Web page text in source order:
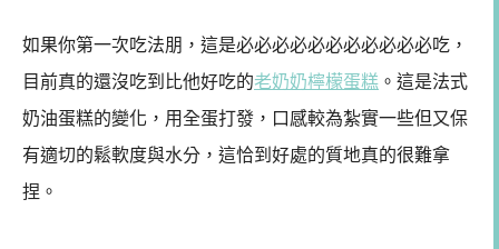
如果你第一次吃法朋，這是必必必必必必必必必必必吃，
目前真的還沒吃到比他好吃的老奶奶檸檬蛋糕 。這是法式
奶油蛋糕的變化，用全蛋打發，口感較為紮實一些但又保
有適切的鬆軟度與水分，這恰到好處的質地真的很難拿
捏。